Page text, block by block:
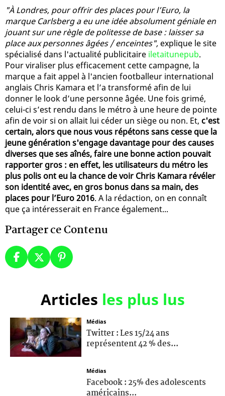
"À Londres, pour offrir des places pour l’Euro, la
marque Carlsberg a eu une idée absolument géniale en
jouant sur une règle de politesse de base : laisser sa
place aux personnes âgées / enceintes", explique le site
spécialisé dans l'actualité publicitaire iletaitunepub.
Pour viraliser plus efficacement cette campagne, la
marque a fait appel à l'ancien footballeur international
anglais Chris Kamara et l’a transformé afin de lui
donner le look d’une personne âgée. Une fois grimé,
celui-ci s’est rendu dans le métro à une heure de pointe
afin de voir si on allait lui céder un siège ou non. Et, c'est
certain, alors que nous vous répétons sans cesse que la
jeune génération s'engage davantage pour des causes
diverses que ses aînés, faire une bonne action pouvait
rapporter gros : en effet, les utilisateurs du métro les
plus polis ont eu la chance de voir Chris Kamara révéler
son identité avec, en gros bonus dans sa main, des
places pour l’Euro 2016. A la rédaction, on en connaît
que ça intéresserait en France également...
Partager ce Contenu
Articles les plus lus
Médias
Twitter : Les 15/24 ans
représentent 42 % des...
Médias
Facebook : 25% des adolescents
américains...